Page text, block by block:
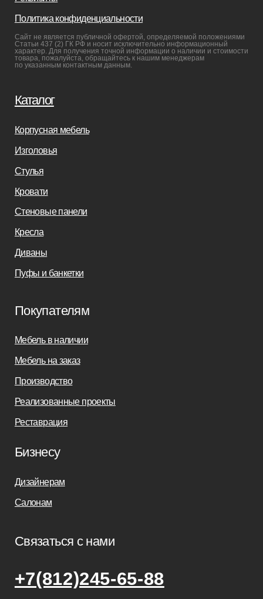
Реставрация
Бизнесу
Салонам
sofas-decor@mail.ru
Заказать звонок
+7(812)245-65-88